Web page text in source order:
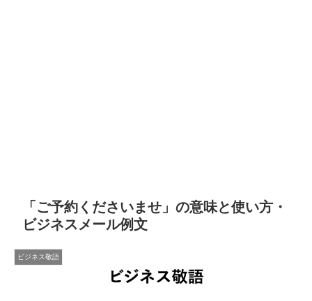
「ご予約くださいませ」の意味と使い方・
ビジネスメール例文
ビジネス敬語